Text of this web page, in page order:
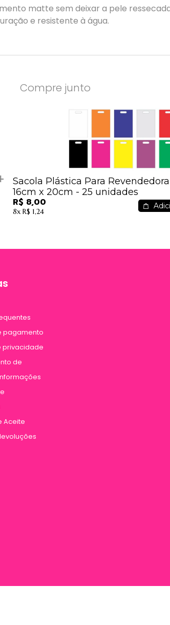
matte sem deixar a pele
e resistente à água.
Compre junto
Sacola Plástica Para
16cm x 20cm - 25 unidades
R$ 8,00
8x R$ 1,24
pagamento
privacidade
de
Aceite